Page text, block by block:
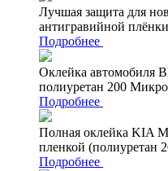
Лучшая защита для
антигравийной
Подробнее
Оклейка автомобиля
полиуретан 200
Подробнее
Полная оклейка KIA
пленкой (полиуретан
Подробнее